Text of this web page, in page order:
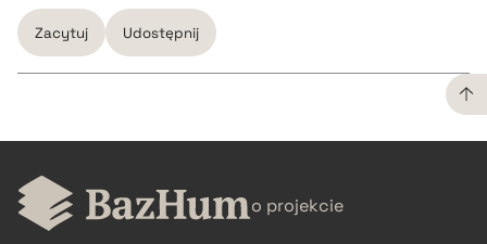
Zacytuj Udostępnij
CZYSTY TEKST
pobierz cytat o projekcie